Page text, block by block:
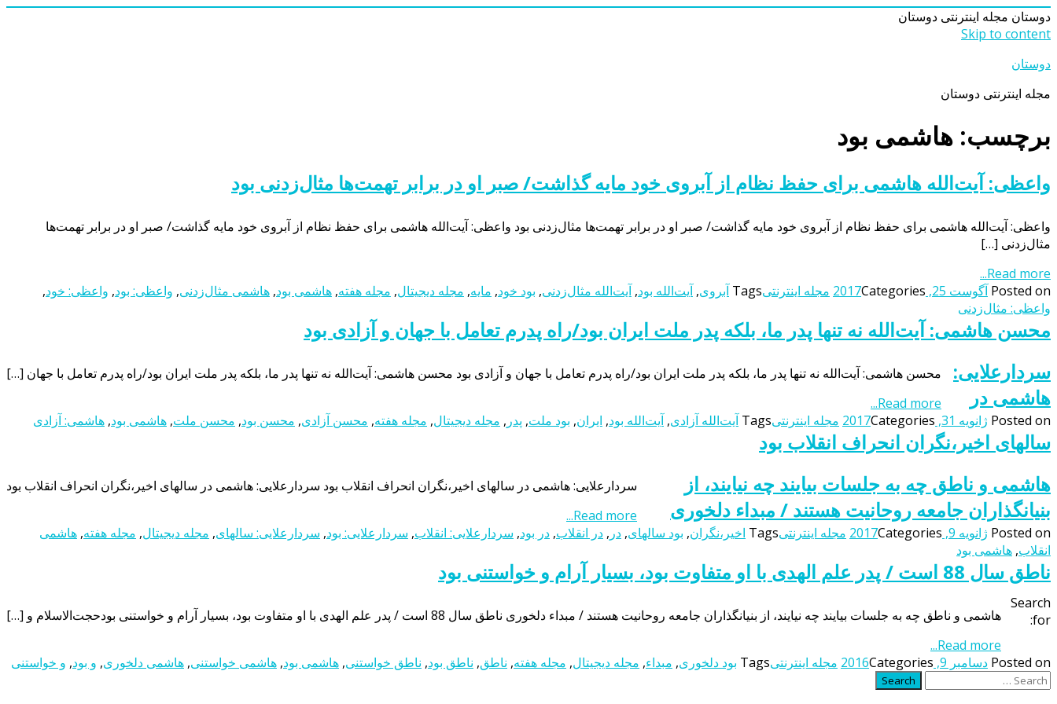
دوستان مجله اینترنتی دوستان
Skip to content
دوستان
مجله اینترنتی دوستان
برچسب: هاشمی بود
واعظی: آیت‌الله هاشمی برای حفظ نظام از آبروی خود مایه گذاشت/ صبر او در برابر تهمت‌ها مثال‌زدنی بود
واعظی: آیت‌الله هاشمی برای حفظ نظام از آبروی خود مایه گذاشت/ صبر او در برابر تهمت‌ها مثال‌زدنی بود واعظی: آیت‌الله هاشمی برای حفظ نظام از آبروی خود مایه گذاشت/ صبر او در برابر تهمت‌ها
مثال‌زدنی […]
Read more...
Posted on آگوست 25, 2017 Categories مجله اینترنتیTags آبروی, آیت‌الله بود, آیت‌الله مثال‌زدنی, بود خود, مایه, مجله دیجیتال, مجله هفته, هاشمی بود, هاشمی مثال‌زدنی, واعظی: بود, واعظی: خود,
واعظی: مثال‌زدنی
محسن هاشمی: آیت‌الله نه تنها پدر ما، بلکه پدر ملت ایران بود/راه پدرم تعامل با جهان و آزادی بود
محسن هاشمی: آیت‌الله نه تنها پدر ما، بلکه پدر ملت ایران بود/راه پدرم تعامل با جهان و آزادی بود محسن هاشمی: آیت‌الله نه تنها پدر ما، بلکه پدر ملت ایران بود/راه پدرم تعامل با جهان […]
Read more...
Posted on ژانویه 31, 2017 Categories مجله اینترنتیTags آیت‌الله آزادی, آیت‌الله بود, ایران, بود ملت, پدر , مجله دیجیتال, مجله هفته, محسن آزادی, محسن بود, محسن ملت, هاشمی بود, هاشمی: آزادی
سردارعلایی:
هاشمی در
سالهای اخیر،نگران انحراف انقلاب بود
سردارعلایی: هاشمی در سالهای اخیر،نگران انحراف انقلاب بود سردارعلایی: هاشمی در سالهای اخیر،نگران انحراف انقلاب بود
Read more...
Posted on ژانویه 9, 2017 Categories مجله اینترنتیTags اخیر،نگران, بود سالهای, در , در انقلاب, در بود, سردارعلایی: انقلاب, سردارعلایی: بود, سردارعلایی: سالهای, مجله دیجیتال, مجله هفته, هاشمی
انقلاب, هاشمی بود
هاشمی و ناطق چه به جلسات بیایند چه نیایند، از
بنیانگذاران جامعه روحانیت هستند / مبداء دلخوری
ناطق سال 88 است / پدر علم الهدی با او متفاوت بود، بسیار آرام و خواستنی بود
هاشمی و ناطق چه به جلسات بیایند چه نیایند، از بنیانگذاران جامعه روحانیت هستند / مبداء دلخوری ناطق سال 88 است / پدر علم الهدی با او متفاوت بود، بسیار آرام و خواستنی بودحجت‌الاسلام و […]
Read more...
Posted on دسامبر 9, 2016 Categories مجله اینترنتیTags بود دلخوری, مبداء, مجله دیجیتال, مجله هفته, ناطق, ناطق بود, ناطق خواستنی, هاشمی بود, هاشمی خواستنی, هاشمی دلخوری, و بود, و خواستنی
Search
for:
Search